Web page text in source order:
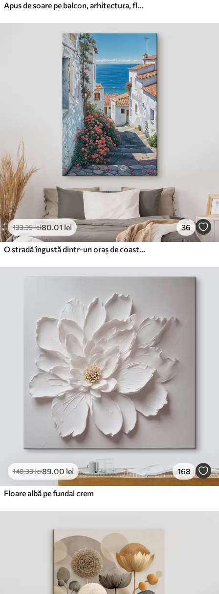
Apus de soare pe balcon, arhitectura, flori înflorite, stil acuarelă, mediteranean
133.35lei80.01 lei 36
O stradă îngustă dintr-un oraș de coastă, cu clădiri albe, acoperișuri din țiglă roșie și flori roz vibrant
148.33lei89.00 lei 168
Floare albă pe fundal crem